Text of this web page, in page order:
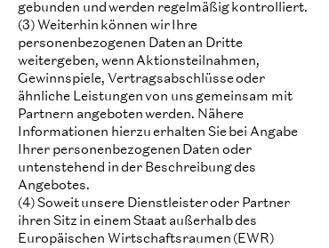
gebunden und werden regelmäßig kontrolliert.
(3) Weiterhin können wir Ihre
personenbezogenen Daten an Dritte
weitergeben, wenn Aktionsteilnahmen,
Gewinnspiele, Vertragsabschlüsse oder
ähnliche Leistungen von uns gemeinsam mit
Partnern angeboten werden. Nähere
Informationen hierzu erhalten Sie bei Angabe
Ihrer personenbezogenen Daten oder
untenstehend in der Beschreibung des
Angebotes.
(4) Soweit unsere Dienstleister oder Partner
ihren Sitz in einem Staat außerhalb des
Europäischen Wirtschaftsraumen (EWR)